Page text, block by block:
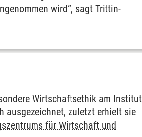
wird“, sagt Trittin-
Wirtschaftsethik am Institut
ausgezeichnet, zuletzt erhielt sie
für Wirtschaft und